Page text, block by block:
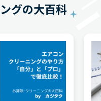
グの大百科